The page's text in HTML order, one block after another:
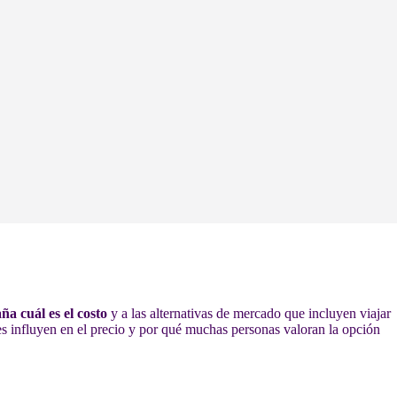
cuál es el costo y a las alternativas de mercado que incluyen viajar
influyen en el precio y por qué muchas personas valoran la opción